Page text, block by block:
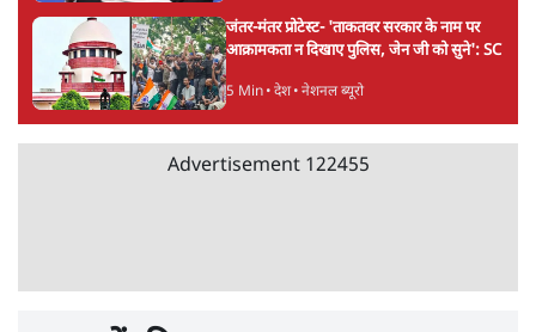
जंतर-मंतर प्रोटेस्ट- 'ताकतवर सरकार के नाम पर
आक्रामकता न दिखाए पुलिस, जेन जी को सुने': SC
5 Min• देश• नेशनल ब्यूरो
Advertisement 122455